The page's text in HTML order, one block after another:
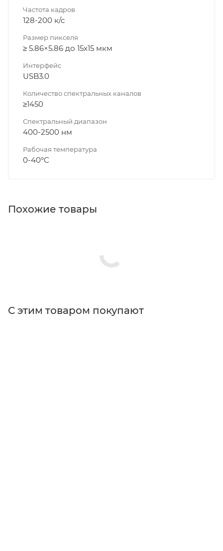
Частота кадров
128-200 к/с
Размер пикселя
≥ 5.86×5.86 до 15х15 мкм
Интерфейс
USB3.0
Количество спектральных каналов
≥1450
Спектральный диапазон
400-2500 нм
Рабочая температура
0-40°C
Похожие товары
С этим товаром покупают